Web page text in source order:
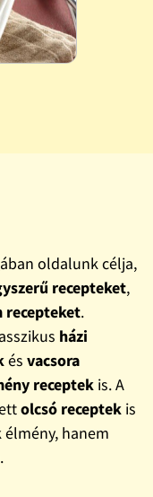
oldalunk célja,
recepteket,
recepteket.
házi
és vacsora
receptekis. A
olcsó receptekis
élmény, hanem